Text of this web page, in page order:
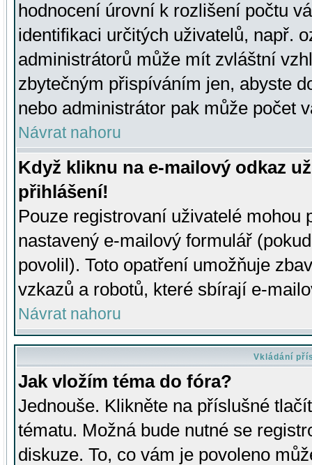
hodnocení úrovní k rozlišení počtu
identifikaci určitých uživatelů, např.
administrátorů může mít zvláštní
zbytečným přispíváním jen, abyste
nebo administrátor pak může počet
Návrat nahoru
Když kliknu na e-mailový odkaz
přihlášení!
Pouze registrovaní uživatelé mohou
nastavený e-mailový formulář
povolil). Toto opatření umožňuje
vzkazů a robotů, které sbírají e-
Návrat nahoru
Vkládání
Jak vložím téma do fóra?
Jednouše. Klikněte na příslušné
tématu. Možná bude nutné se
diskuze. To, co vám je povoleno